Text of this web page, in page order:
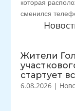
Жители
стартует
6.08.2026 |
которая
сменился